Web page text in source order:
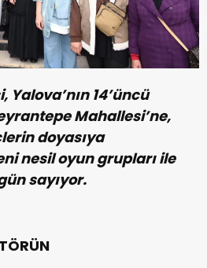
Yalova’nın 14’üncü
Mahallesi’ne,
doyasıya
nesil oyun grupları ile
sayıyor.